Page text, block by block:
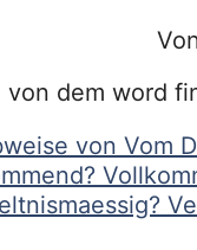
dem word
von Vom